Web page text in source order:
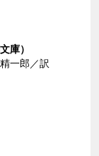
庫）
一郎／訳